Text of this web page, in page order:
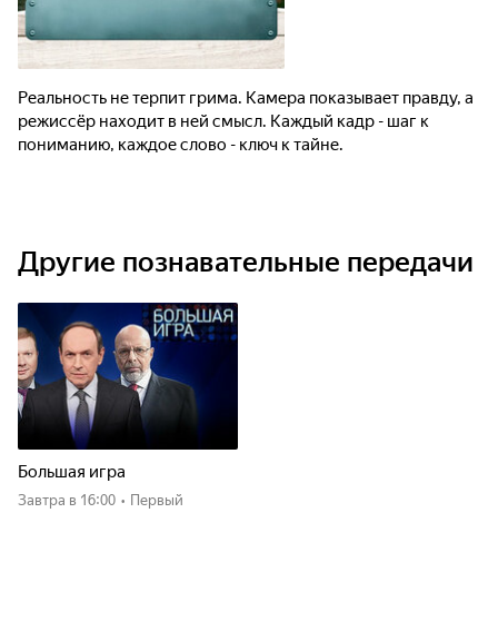
Реальность не терпит грима. Камера показывает правду, а
режиссёр находит в ней смысл. Каждый кадр - шаг к
пониманию, каждое слово - ключ к тайне.
Другие познавательные передачи
Большая игра
Завтра в 16:00 • Первый